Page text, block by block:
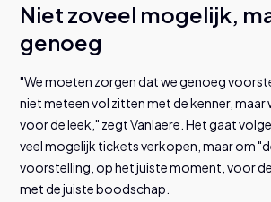
Niet zoveel mogelijk,
genoeg
"We moeten zorgen dat we genoeg
niet meteen vol zitten met de kenner, maar
voor de leek," zegt Vanlaere. Het gaat
veel mogelijk tickets verkopen, maar om
voorstelling, op het juiste moment, voor
met de juiste boodschap.